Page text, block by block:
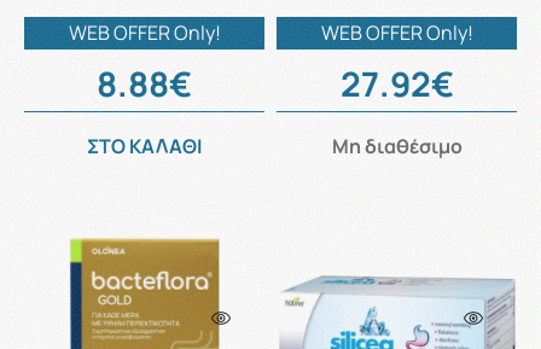
WEB OFFER Only!
8.88€
ΣΤΟ ΚΑΛΑΘΙ
WEB OFFER Only!
27.92€
Μη διαθέσιμο